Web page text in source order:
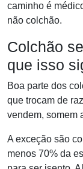
caminho é
não colchão.
Colchão
que isso
Boa parte dos
que trocam de
vendem, somem
A exceção são
menos 70% da